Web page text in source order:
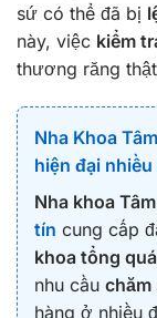
sứ có thể đã bị
này, việc kiểm
thương răng
Nha Khoa
hiện đại
Nha khoa
tín cung cấp
khoa tổng
nhu cầu chăm
hàng ở nhiều